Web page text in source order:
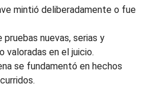
mintió deliberadamente o fue
pruebas nuevas, serias y
valoradas en el juicio.
se fundamentó en hechos